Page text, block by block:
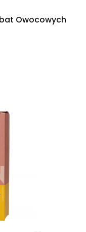
Owocowych